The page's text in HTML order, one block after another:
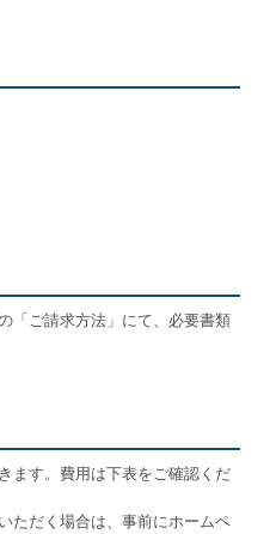
「ご請求方法」にて、必要書類
ます。費用は下表をご確認くだ
ただく場合は、事前にホームペ